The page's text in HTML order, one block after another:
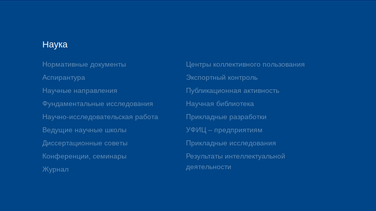
Наука
Нормативные документы
Аспирантура
Научные направления
Фундаментальные исследования
Научно-исследовательская работа
Ведущие научные школы
Диссертационные советы
Конференции, семинары
Журнал
Центры коллективного пользования
Экспортный контроль
Публикационная активность
Научная библиотека
Прикладные разработки
УФИЦ – предприятиям
Прикладные исследования
Результаты интеллектуальной
деятельности